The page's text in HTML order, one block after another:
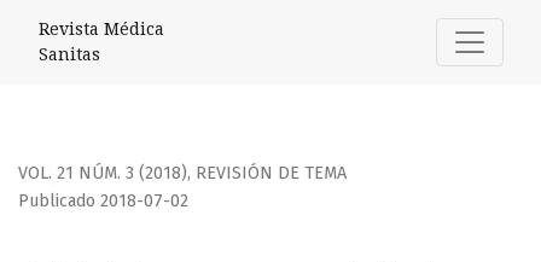
Rol del sistema serotoninérgico en la Diabetes Mellitus y
Revista Médica
Sanitas
VOL. 21 NÚM. 3 (2018), REVISIÓN DE TEMA
Publicado 2018-07-02